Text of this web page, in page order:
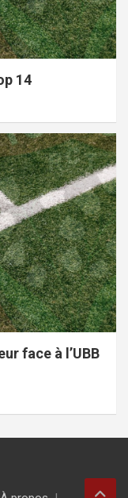
14
face à l’UBB